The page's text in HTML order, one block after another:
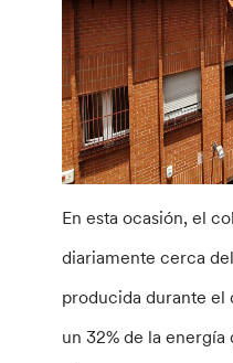
En esta ocasión, el
diariamente cerca
producida durante el
un 32% de la